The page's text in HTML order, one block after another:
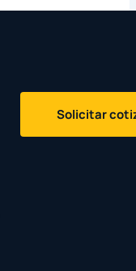
Solicitar